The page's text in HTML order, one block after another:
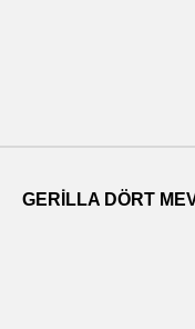
GERILLA DÖRT